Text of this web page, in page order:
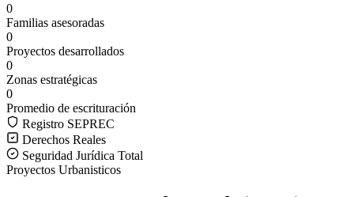
0
Familias asesoradas
0
Proyectos desarrollados
0
Zonas estratégicas
0
Promedio de escrituración
Registro SEPREC
Derechos Reales
Seguridad Jurídica Total
Proyectos Urbanisticos